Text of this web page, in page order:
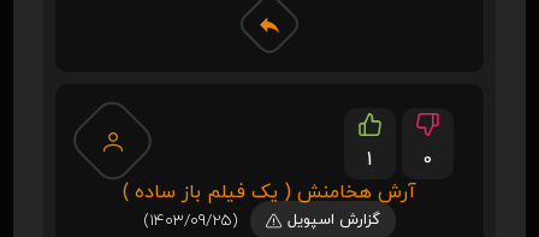
1
0
آرش هخامنش ( یک فیلم باز ساده )
گزارش اسپویل (1403/09/25)